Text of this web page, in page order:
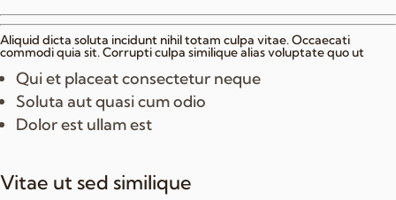
Aliquid dicta soluta incidunt nihil totam culpa vitae. Occaecati
commodi quia sit. Corrupti culpa similique alias voluptate quo ut
Qui et placeat consectetur neque
Soluta aut quasi cum odio
Dolor est ullam est
Vitae ut sed similique